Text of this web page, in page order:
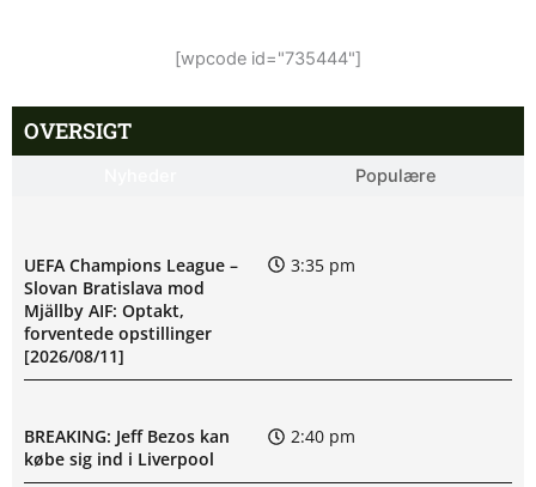
[wpcode id="735444"]
OVERSIGT
Populære
UEFA Champions League –
Slovan Bratislava mod
Mjällby AIF: Optakt,
forventede opstillinger
[2026/08/11]
3:35 pm
BREAKING: Jeff Bezos kan
købe sig ind i Liverpool
2:40 pm